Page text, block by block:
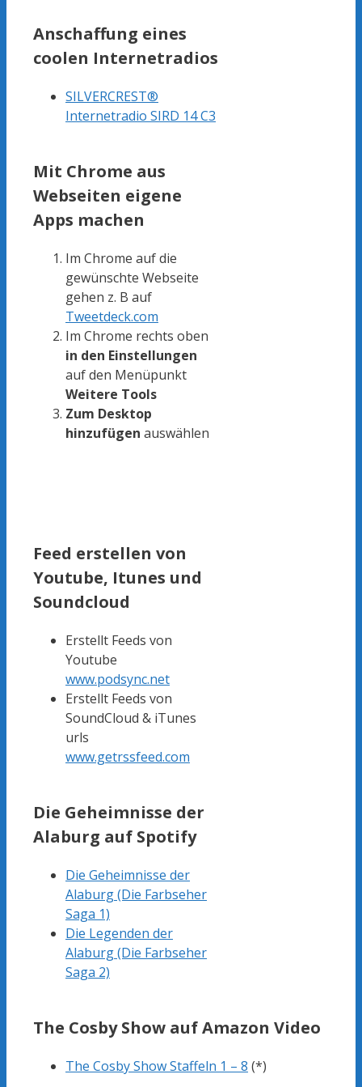
Anschaffung eines
coolen Internetradios
SILVERCREST®
Internetradio SIRD 14 C3
Mit Chrome aus
Webseiten eigene
Apps machen
Im Chrome auf die
gewünschte Webseite
gehen z. B auf
Tweetdeck.com
Im Chrome rechts oben
in den Einstellungen
auf den Menüpunkt
Weitere Tools
Zum Desktop
hinzufügen auswählen
Feed erstellen von
Youtube, Itunes und
Soundcloud
Erstellt Feeds von
Youtube
www.podsync.net
Erstellt Feeds von
SoundCloud & iTunes
urls
www.getrssfeed.com
Die Geheimnisse der
Alaburg auf Spotify
Die Geheimnisse der
Alaburg (Die Farbseher
Saga 1)
Die Legenden der
Alaburg (Die Farbseher
Saga 2)
The Cosby Show auf Amazon Video
The Cosby Show Staffeln 1 – 8 (*)